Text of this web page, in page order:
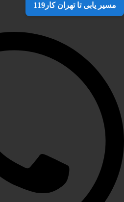
مسیر یابی تا تهران کار119